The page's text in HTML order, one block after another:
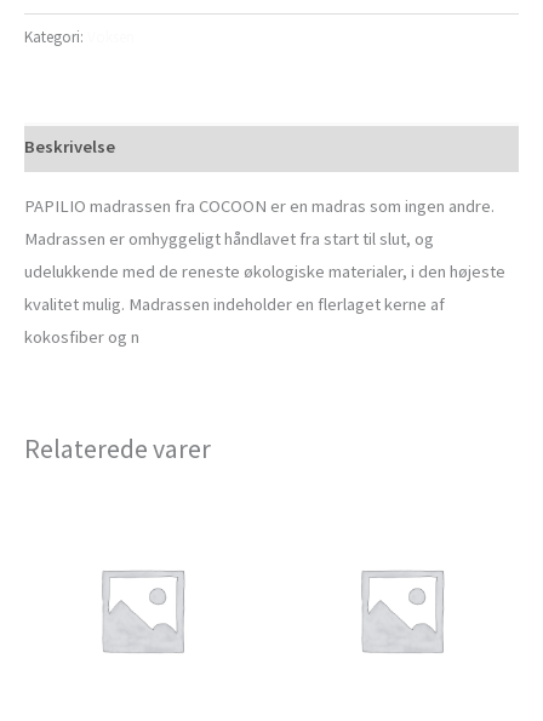
Kategori:
Beskrivelse
PAPILIO madrassen fra COCOON er en madras som ingen andre.
Madrassen er omhyggeligt håndlavet fra start til slut, og
udelukkende med de reneste økologiske materialer, i den højeste
kvalitet mulig. Madrassen indeholder en flerlaget kerne af
kokosfiber og n
Relaterede varer